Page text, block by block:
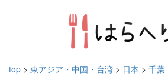
top > 東アジア・中国・台湾 > 日本 > 千葉